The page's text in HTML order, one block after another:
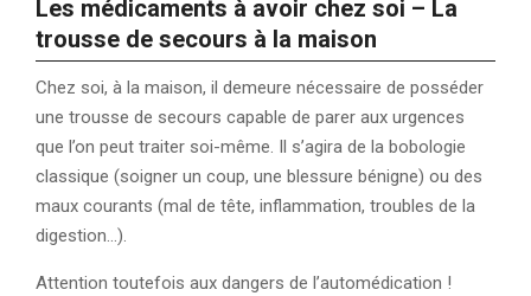
Les médicaments à avoir chez soi – La
trousse de secours à la maison
Chez soi, à la maison, il demeure nécessaire de posséder
une trousse de secours capable de parer aux urgences
que l’on peut traiter soi-même. Il s’agira de la bobologie
classique (soigner un coup, une blessure bénigne) ou des
maux courants (mal de tête, inflammation, troubles de la
digestion…).
Attention toutefois aux dangers de l’automédication !